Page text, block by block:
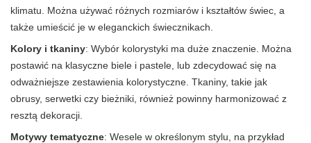
klimatu. Można używać różnych rozmiarów i kształtów świec, a
także umieścić je w eleganckich świecznikach.
Kolory i tkaniny: Wybór kolorystyki ma duże znaczenie. Można
postawić na klasyczne biele i pastele, lub zdecydować się na
odważniejsze zestawienia kolorystyczne. Tkaniny, takie jak
obrusy, serwetki czy bieżniki, również powinny harmonizować z
resztą dekoracji.
Motywy tematyczne: Wesele w określonym stylu, na przykład